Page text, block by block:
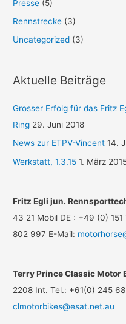
Presse (5)
Rennstrecke (3)
Uncategorized (3)
Aktuelle Beiträge
Grosser Erfolg für das Fritz
Ring 29. Juni 2018
News zur ETPV-Vincent 14.
Werkstatt, 1.3.15 1. März
Fritz Egli jun.
43 21 Mobil DE : +49 (0)
802 997 E-Mail:
Terry Prince Classic Motor
2208 Int. Tel.: +61(0) 245
clmotorbikes@esat.net.au